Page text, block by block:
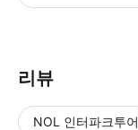
리뷰
NOL 인터파크투어